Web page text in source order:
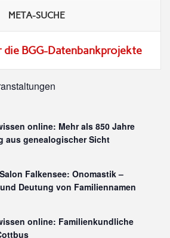
META-SUCHE
die BGG-Datenbankprojekte
online: Mehr als 850 Jahre
aus genealogischer Sicht
Falkensee: Onomastik –
Deutung von Familiennamen
online: Familienkundliche